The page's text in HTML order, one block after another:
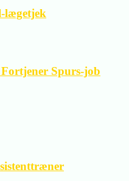
lægetjek
Spurs-job